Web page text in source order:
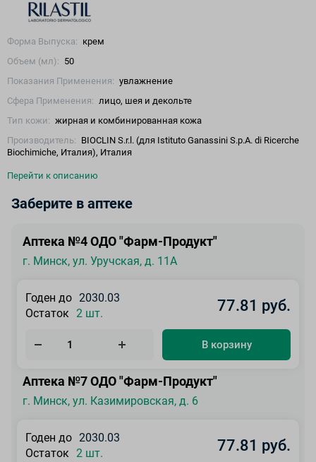
Форма Выпуска: крем
Объем (мл): 50
Показания Применения: увлажнение
Сфера Применения: лицо, шея и декольте
Тип кожи: жирная и комбинированная кожа
Производитель: BIOCLIN S.r.l. (для Istituto Ganassini S.p.A. di Ricerche
Biochimiche, Италия), Италия
Перейти к описанию
Заберите в аптеке
Аптека №4 ОДО "Фарм-Продукт"
г. Минск, ул. Уручская, д. 11А
Годен до 2030.03
Остаток
2 шт. 77.81 руб.
В корзину
Аптека №7 ОДО "Фарм-Продукт"
г. Минск, ул. Казимировская, д. 6
Годен до 2030.03
Остаток
2 шт. 77.81 руб.